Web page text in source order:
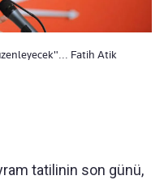
Fatih Atik
tatilinin son günü,